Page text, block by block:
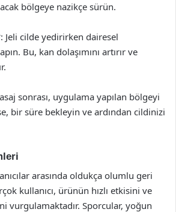
bölgeye nazikçe sürün.
cilde yedirirken dairesel
Bu, kan dolaşımını artırır ve
sonrası, uygulama yapılan bölgeyi
bir süre bekleyin ve ardından cildinizi
arasında oldukça olumlu geri
kullanıcı, ürünün hızlı etkisini ve
vurgulamaktadır. Sporcular, yoğun